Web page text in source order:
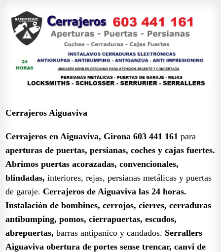
Cerrajeros Aiguaviva
Cerrajeros en Aiguaviva, Girona 603 441 161 para
aperturas de puertas, persianas, coches y cajas fuertes.
Abrimos puertas acorazadas, convencionales,
blindadas, interiores, rejas, persianas metálicas y puertas
de garaje. Cerrajeros de Aiguaviva las 24 horas.
Instalación de bombines, cerrojos, cierres, cerraduras
antibumping, pomos, cierrapuertas, escudos,
abrepuertas, barras antipanico y candados. Serrallers
Aiguaviva obertura de portes sense trencar, canvi de